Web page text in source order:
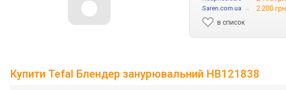
Saren.com.ua → 2 200 грн.
в список
Купити Tefal Блендер занурювальний HB121838